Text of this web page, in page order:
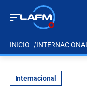
INICIO INTERNACIONAL
Internacional